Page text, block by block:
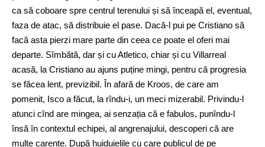
ca să coboare spre centrul terenului și să înceapă el, eventual,
faza de atac, să distribuie el pase. Dacă-l pui pe Cristiano să
facă asta pierzi mare parte din ceea ce poate el oferi mai
departe. Sîmbătă, dar și cu Atletico, chiar și cu Villarreal
acasă, la Cristiano au ajuns puține mingi, pentru că progresia
se făcea lent, previzibil. În afară de Kroos, de care am
pomenit, Isco a făcut, la rîndu-i, un meci mizerabil. Privindu-l
atunci cînd are mingea, ai senzația că e fabulos, punîndu-l
însă în contextul echipei, al angrenajului, descoperi că are
multe carențe. După huiduielile cu care publicul de pe